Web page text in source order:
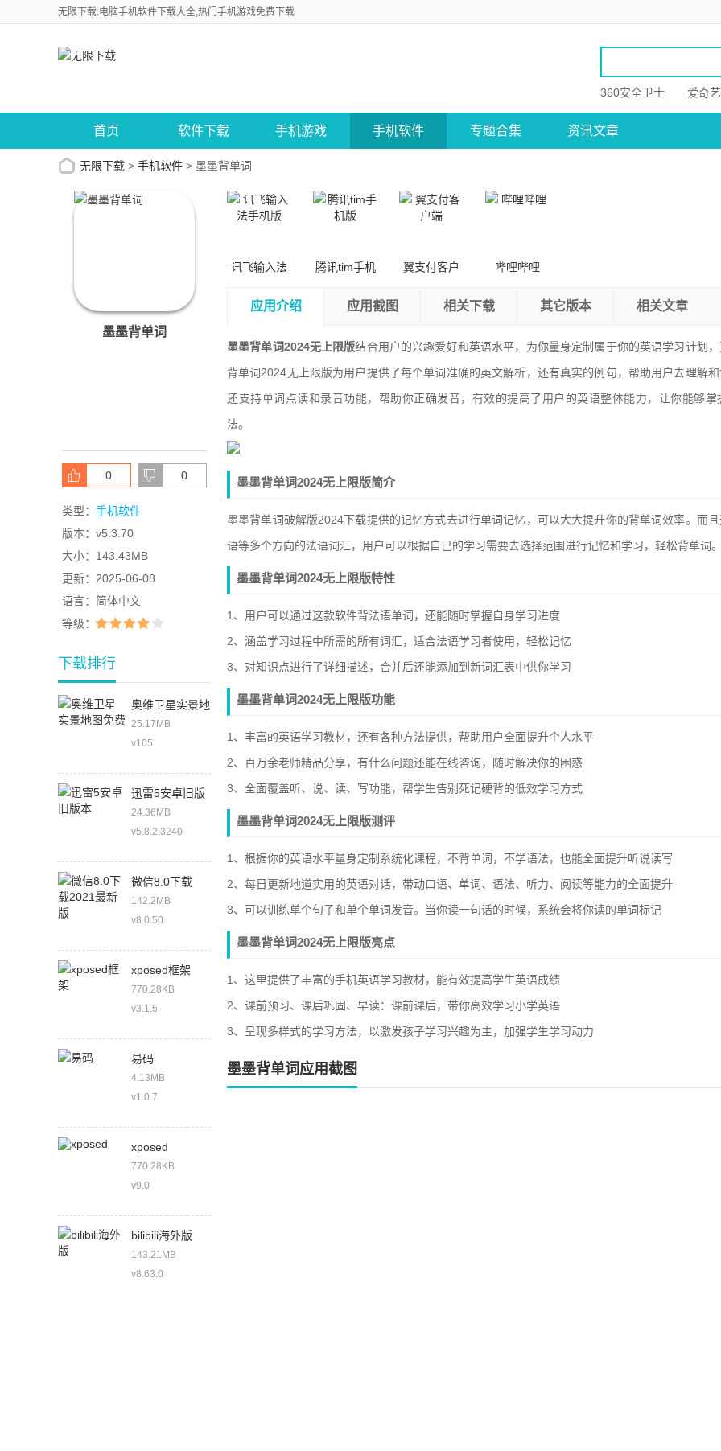
无限下载:电脑手机软件下载大全,热门手机游戏免费下载
360安全卫士 爱奇艺
首页 软件下载 手机游戏 手机软件 专题合集 资讯文章
无限下载 > 手机软件 > 墨墨背单词
墨墨背单词
0 0
类型： 手机软件
版本： v5.3.70
大小： 143.43MB
更新： 2025-06-08
语言： 简体中文
等级：
下载排行
奥维卫星实景地
图免费
25.17MB
v105
迅雷5安卓旧版
本
24.36MB
v5.8.2.3240
微信8.0下载
2021最新版
142.2MB
v8.0.50
xposed框架
770.28KB
v3.1.5
易码
4.13MB
v1.0.7
xposed
770.28KB
v9.0
bilibili海外版
143.21MB
v8.63.0
讯飞输入法
腾讯tim手机
翼支付客户
哔哩哔哩
应用介绍 应用截图 相关下载 其它版本 相关文章
墨墨背单词2024无上限版结合用户的兴趣爱好和英语水平，为你量身定制属于你的英语学习计划
背单词2024无上限版为用户提供了每个单词准确的英文解析，还有真实的例句，帮助用户去理解
还支持单词点读和录音功能，帮助你正确发音，有效的提高了用户的英语整体能力，让你能够
法。
墨墨背单词2024无上限版简介
墨墨背单词破解版2024下载提供的记忆方式去进行单词记忆，可以大大提升你的背单词效率。而
语等多个方向的法语词汇，用户可以根据自己的学习需要去选择范围进行记忆和学习，轻松背单词
墨墨背单词2024无上限版特性
1、用户可以通过这款软件背法语单词，还能随时掌握自身学习进度
2、涵盖学习过程中所需的所有词汇，适合法语学习者使用，轻松记忆
3、对知识点进行了详细描述，合并后还能添加到新词汇表中供你学习
墨墨背单词2024无上限版功能
1、丰富的英语学习教材，还有各种方法提供，帮助用户全面提升个人水平
2、百万余老师精品分享，有什么问题还能在线咨询，随时解决你的困惑
3、全面覆盖听、说、读、写功能，帮学生告别死记硬背的低效学习方式
墨墨背单词2024无上限版测评
1、根据你的英语水平量身定制系统化课程，不背单词，不学语法，也能全面提升听说读写
2、每日更新地道实用的英语对话，带动口语、单词、语法、听力、阅读等能力的全面提升
3、可以训练单个句子和单个单词发音。当你读一句话的时候，系统会将你读的单词标记
墨墨背单词2024无上限版亮点
1、这里提供了丰富的手机英语学习教材，能有效提高学生英语成绩
2、课前预习、课后巩固、早读：课前课后，带你高效学习小学英语
3、呈现多样式的学习方法，以激发孩子学习兴趣为主，加强学生学习动力
墨墨背单词应用截图